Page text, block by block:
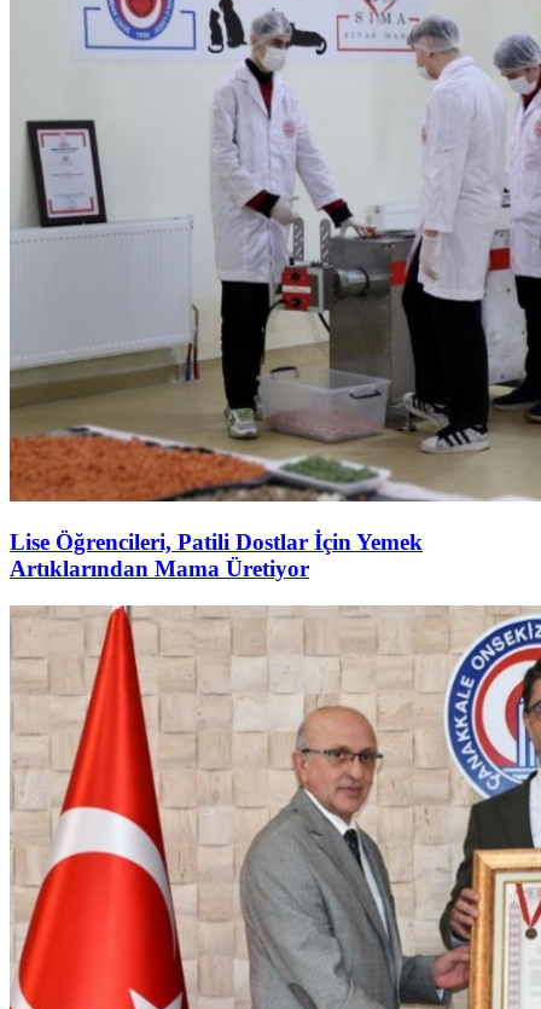
Lise Öğrencileri, Patili Dostlar İçin Yemek
Artıklarından Mama Üretiyor